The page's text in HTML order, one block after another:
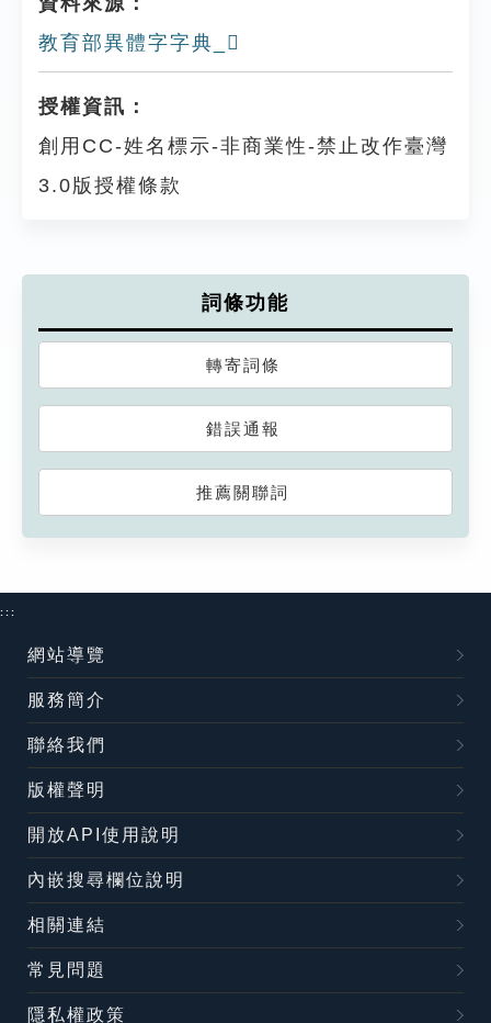
教育部異體字字典_𤮺
授權資訊：
創用CC-姓名標示-非商業性-禁止改作臺灣
3.0版授權條款
詞條功能
轉寄詞條
錯誤通報
推薦關聯詞
:::
網站導覽
服務簡介
聯絡我們
版權聲明
開放API使用說明
內嵌搜尋欄位說明
相關連結
常見問題
隱私權政策